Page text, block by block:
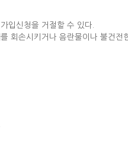
입신청을 거절할 수 있다.
손시키거나 음란물이나 불건전